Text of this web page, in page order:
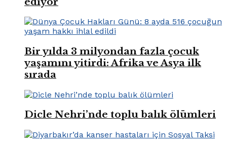
Bir yılda 3 milyondan fazla çocuk
yaşamını yitirdi: Afrika ve Asya ilk
sırada
Dicle Nehri’nde toplu balık ölümleri